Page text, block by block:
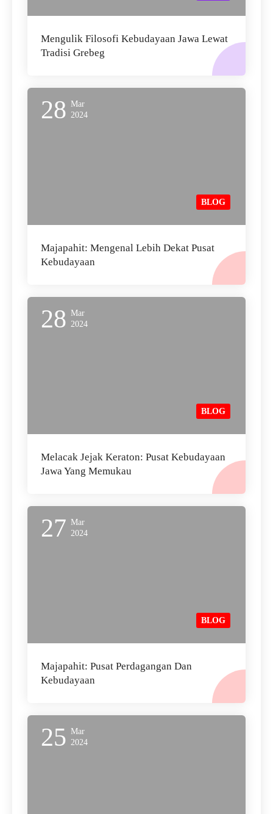
Mengulik Filosofi Kebudayaan Jawa Lewat
Tradisi Grebeg
28 Mar
2024
BLOG
Majapahit: Mengenal Lebih Dekat Pusat
Kebudayaan
28 Mar
2024
BLOG
Melacak Jejak Keraton: Pusat Kebudayaan
Jawa Yang Memukau
27 Mar
2024
BLOG
Majapahit: Pusat Perdagangan Dan
Kebudayaan
25 Mar
2024